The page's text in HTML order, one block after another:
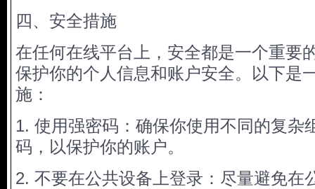
四、安全措施
在任何在线平台上，安全都是一个重要
保护你的个人信息和账户安全。以下是
施：
1. 使用强密码：确保你使用不同的复杂
码，以保护你的账户。
2. 不要在公共设备上登录：尽量避免在